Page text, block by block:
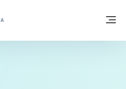
FOR TRADE - POČETNA